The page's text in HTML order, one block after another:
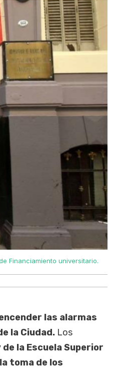
Financiamiento universitario.
las alarmas
la Ciudad.Los
la Escuela Superior
toma de los